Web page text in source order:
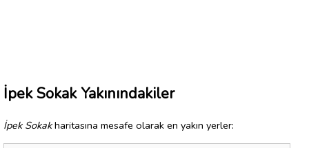
İpek Sokak Yakınındakiler
İpek Sokakharitasına mesafe olarak en yakın yerler: